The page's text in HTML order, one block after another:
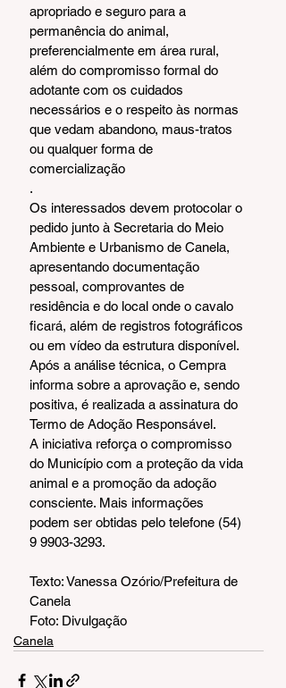
apropriado e seguro para a
permanência do animal,
preferencialmente em área rural,
além do compromisso formal do
adotante com os cuidados
necessários e o respeito às normas
que vedam abandono, maus-tratos
ou qualquer forma de
comercialização
.
Os interessados devem protocolar o
pedido junto à Secretaria do Meio
Ambiente e Urbanismo de Canela,
apresentando documentação
pessoal, comprovantes de
residência e do local onde o cavalo
ficará, além de registros fotográficos
ou em vídeo da estrutura disponível.
Após a análise técnica, o Cempra
informa sobre a aprovação e, sendo
positiva, é realizada a assinatura do
Termo de Adoção Responsável.
A iniciativa reforça o compromisso
do Município com a proteção da vida
animal e a promoção da adoção
consciente. Mais informações
podem ser obtidas pelo telefone (54)
9 9903-3293.
Texto: Vanessa Ozório/Prefeitura de
Canela
Foto: Divulgação
Canela